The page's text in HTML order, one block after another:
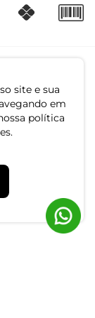
site e sua
em
política
Alves - SC